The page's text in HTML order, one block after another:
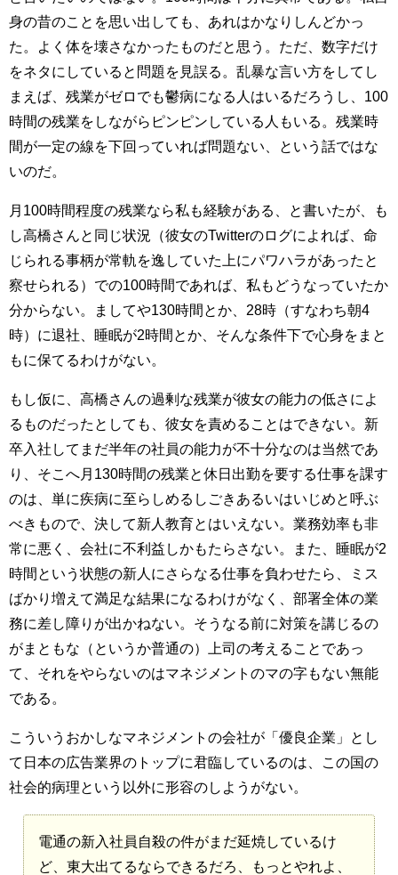
身の昔のことを思い出しても、あれはかなりしんどかっ
た。よく体を壊さなかったものだと思う。ただ、数字だけ
をネタにしていると問題を見誤る。乱暴な言い方をしてし
まえば、残業がゼロでも鬱病になる人はいるだろうし、100
時間の残業をしながらピンピンしている人もいる。残業時
間が一定の線を下回っていれば問題ない、という話ではな
いのだ。
月100時間程度の残業なら私も経験がある、と書いたが、も
し高橋さんと同じ状況（彼女のTwitterのログによれば、命
じられる事柄が常軌を逸していた上にパワハラがあったと
察せられる）での100時間であれば、私もどうなっていたか
分からない。ましてや130時間とか、28時（すなわち朝4
時）に退社、睡眠が2時間とか、そんな条件下で心身をまと
もに保てるわけがない。
もし仮に、高橋さんの過剰な残業が彼女の能力の低さによ
るものだったとしても、彼女を責めることはできない。新
卒入社してまだ半年の社員の能力が不十分なのは当然であ
り、そこへ月130時間の残業と休日出勤を要する仕事を課す
のは、単に疾病に至らしめるしごきあるいはいじめと呼ぶ
べきもので、決して新人教育とはいえない。業務効率も非
常に悪く、会社に不利益しかもたらさない。また、睡眠が2
時間という状態の新人にさらなる仕事を負わせたら、ミス
ばかり増えて満足な結果になるわけがなく、部署全体の業
務に差し障りが出かねない。そうなる前に対策を講じるの
がまともな（というか普通の）上司の考えることであっ
て、それをやらないのはマネジメントのマの字もない無能
である。
こういうおかしなマネジメントの会社が「優良企業」とし
て日本の広告業界のトップに君臨しているのは、この国の
社会的病理という以外に形容のしようがない。
電通の新入社員自殺の件がまだ延焼しているけ
ど、東大出てるならできるだろ、もっとやれよ、